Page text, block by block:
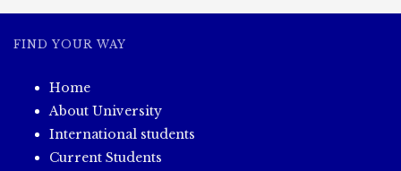
FIND YOUR WAY
Home
About University
International students
Current Students